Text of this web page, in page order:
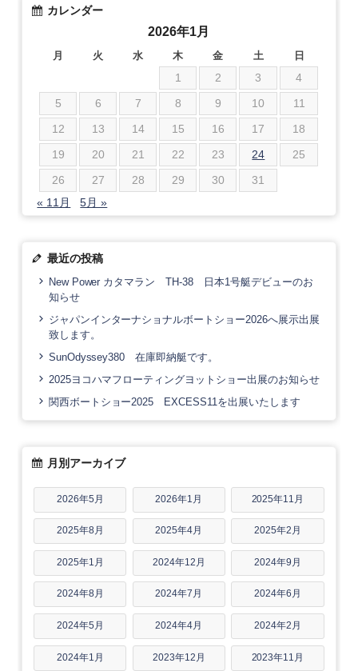
カレンダー
2026年1月
月 火 水 木 金 土 日
1 2 3
4
5
6 7 8 9 10
11
12
13 14 15 16 17
18
19
20 21 22 23 24
25
26
27 28 29 30
31
« 11月
5月 »
最近の投稿
New Power カタマラン TH-38 日本1号艇デビューのお
知らせ
ジャパンインターナショナルボートショー2026へ展示出展
致します。
SunOdyssey380 在庫即納艇です。
2025ヨコハマフローティングヨットショー出展のお知らせ
関西ボートショー2025 EXCESS11を出展いたします
月別アーカイブ
2026年5月 2026年1月 2025年11月
2025年8月 2025年4月 2025年2月
2025年1月 2024年12月 2024年9月
2024年8月 2024年7月 2024年6月
2024年5月 2024年4月 2024年2月
2024年1月 2023年12月 2023年11月